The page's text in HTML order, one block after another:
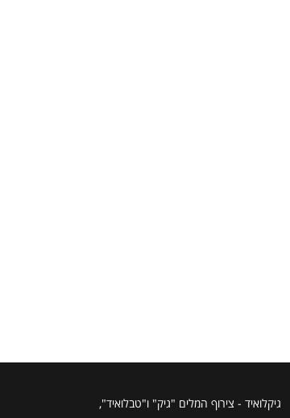
גיקלואיד - צירוף המלים "גיק" ו"טבלואיד",